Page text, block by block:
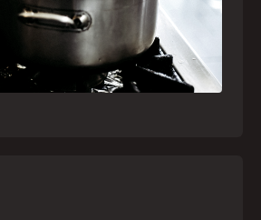
e, com ele, práticas perigosas
voltam a ser comuns. Saiba
e como agir em caso de